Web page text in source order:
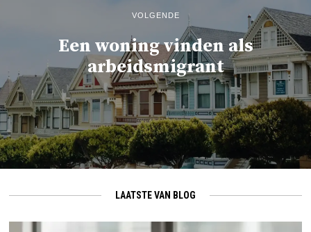
VOLGENDE
Een woning vinden als
arbeidsmigrant
LAATSTE VAN BLOG